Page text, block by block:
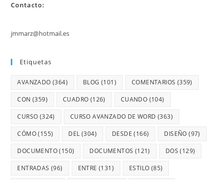
Contacto:
jmmarz@hotmail.es
Etiquetas
AVANZADO (364) BLOG (101) COMENTARIOS (359)
CON (359) CUADRO (126) CUANDO (104)
CURSO (324) CURSO AVANZADO DE WORD (363)
CÓMO(155) DEL (304) DESDE (166) DISEÑO (97)
DOCUMENTO(150) DOCUMENTOS (121) DOS (129)
ENTRADAS (96) ENTRE (131) ESTILO (85)